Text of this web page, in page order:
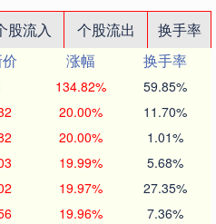
股流入 个股流出
换手率
涨幅
换手率
134.82% 59.85%
20.00% 11.70%
20.00% 1.01%
19.99% 5.68%
19.97% 27.35%
19.96% 7.36%